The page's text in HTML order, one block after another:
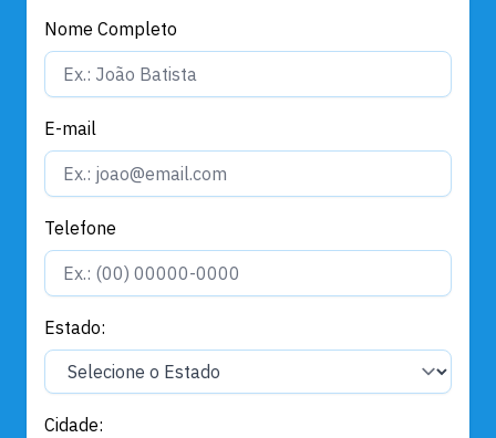
Nome Completo
E-mail
Telefone
Estado:
Cidade: